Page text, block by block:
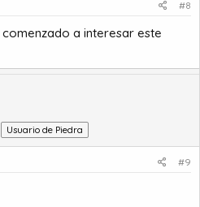
#8
a interesar este
Usuario de Piedra
#9